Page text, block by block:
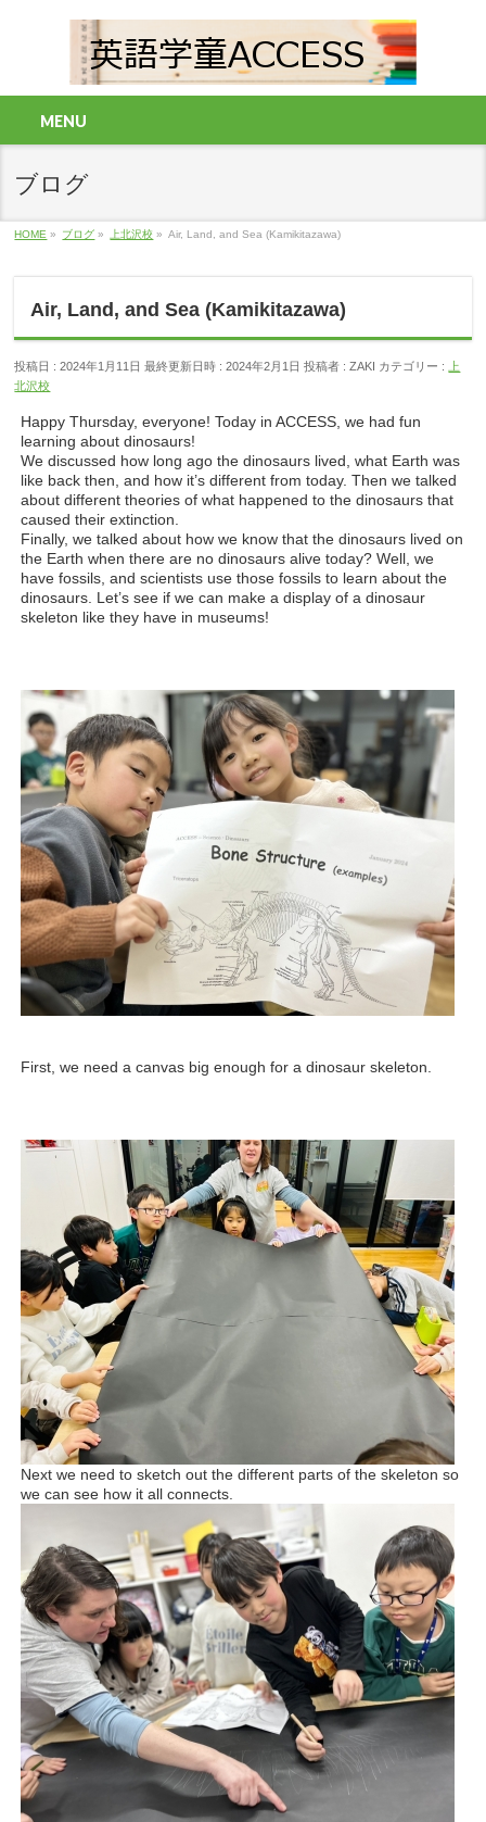
MENU
ブログ
HOME » ブログ » 上北沢校 » Air, Land, and Sea (Kamikitazawa)
Air, Land, and Sea (Kamikitazawa)
投稿日 : 2024年1月11日 最終更新日時 : 2024年2月1日 投稿者 :ZAKI カテゴリー :
上
北沢校
Happy Thursday, everyone! Today in ACCESS, we had fun
learning about dinosaurs!
We discussed how long ago the dinosaurs lived, what Earth was
like back then, and how it’s different from today. Then we talked
about different theories of what happened to the dinosaurs that
caused their extinction.
Finally, we talked about how we know that the dinosaurs lived on
the Earth when there are no dinosaurs alive today? Well, we
have fossils, and scientists use those fossils to learn about the
dinosaurs. Let’s see if we can make a display of a dinosaur
skeleton like they have in museums!
First, we need a canvas big enough for a dinosaur skeleton.
Next we need to sketch out the different parts of the skeleton so
we can see how it all connects.